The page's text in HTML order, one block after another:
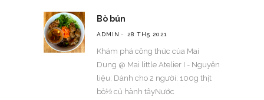
Bò bún
ADMIN 28 TH5 2021
Khám phá công thức của Mai
Dung @ Mai little Atelier I - Nguyên
liệu: Dành cho 2 người: 100g thịt
bò½ củ hành tâyNước